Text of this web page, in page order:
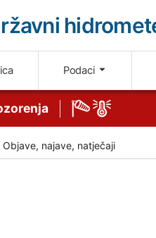
Podaci
Objave, najave, natječaji